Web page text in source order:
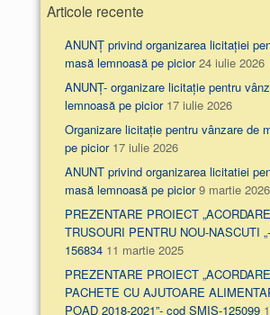
Articole recente
ANUNȚ privind organizarea licitației
masă lemnoasă pe picior 24 iulie 2026
ANUNȚ- organizare licitație pentru
lemnoasă pe picior 17 iulie 2026
Organizare licitație pentru vânzare de
pe picior 17 iulie 2026
ANUNT privind organizarea licitatiei
masă lemnoasă pe picior 9 martie 2026
PREZENTARE PROIECT
TRUSOURI PENTRU NOU-NASCUTI
156834 11 martie 2025
PREZENTARE PROIECT
PACHETE CU AJUTOARE
POAD 2018-2021”- cod SMIS-125099